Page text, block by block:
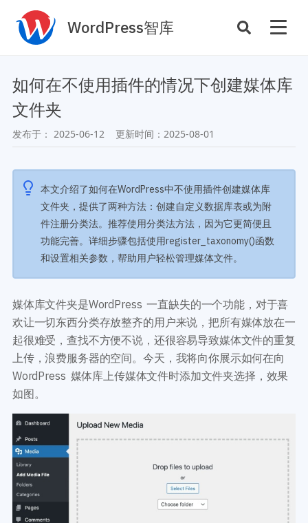
WordPress智库
主机托管 性能优化
SEO与全站运营
案例
主题案例
插件案例
商店
插件商店
资源
主题推荐
插件推荐
开发手册
主题开发手册
插件开发手册
开发教程
主题开发分享
后台开发定制
前端开发技巧
WP新闻资讯
技术专题
安全增强
性能优化
WordPress数据库
服务咨询
如何在不使用插件的情况下创建媒体库
文件夹
发布于： 2025-06-12 更新时间： 2025-08-01
本文介绍了如何在WordPress中不使用插件创建媒体库
文件夹，提供了两种方法：创建自定义数据库表或为附
件注册分类法。推荐使用分类法方法，因为它更简便且
功能完善。详细步骤包括使用register_taxonomy()函数
和设置相关参数，帮助用户轻松管理媒体文件。
媒体库文件夹是WordPress 一直缺失的一个功能，对于喜
欢让一切东西分类存放整齐的用户来说，把所有媒体放在一
起很难受，查找不方便不说，还很容易导致媒体文件的重复
上传，浪费服务器的空间。今天，我将向你展示如何在向
WordPress 媒体库上传媒体文件时添加文件夹选择，效果
如图。